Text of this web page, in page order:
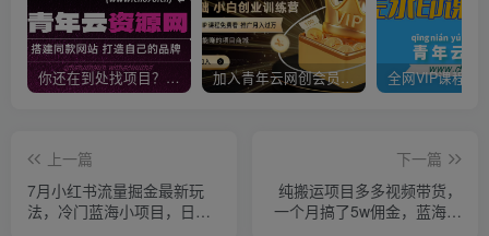
你还在到处找项目？还在当韭菜？我靠卖项目一个月收入5万+，曾经我也是个失败者。 加入青年云网创会员，全站资源免费学习。加入高级合伙人，推广日入1000+
上一篇
7月小红书流量掘金最新玩
法，冷门蓝海小项目，日入
下一篇
纯搬运项目多多视频带货，
一个月搞了5w佣金，蓝海项